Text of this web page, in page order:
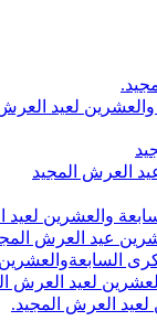
والعشرين لعيد
والعشرين لعيد
عيد العرش
لعيد العرش
العرش المجيد.